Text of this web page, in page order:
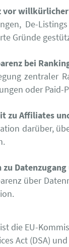
vor
De-
Gründe
bei
zentraler
oder Paid-
zu Affiliates
darüber,
zu
über
die EU-
Act (DSA)